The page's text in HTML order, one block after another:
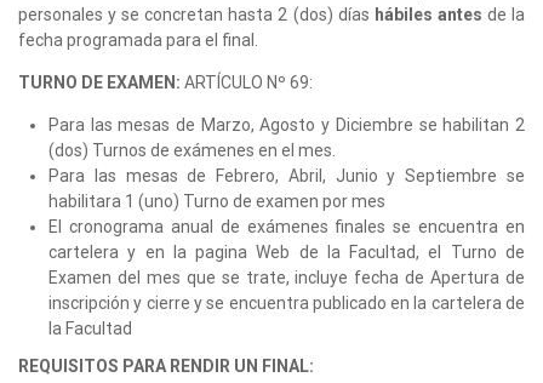
personales y se concretan hasta 2 (dos) días hábiles antes de la
fecha programada para el final.
TURNO DE EXAMEN: ARTÍCULO Nº 69:
Para las mesas de Marzo, Agosto y Diciembre se habilitan 2
(dos) Turnos de exámenes en el mes.
Para las mesas de Febrero, Abril, Junio y Septiembre se
habilitara 1 (uno) Turno de examen por mes
El cronograma anual de exámenes finales se encuentra en
cartelera y en la pagina Web de la Facultad, el Turno de
Examen del mes que se trate, incluye fecha de Apertura de
inscripción y cierre y se encuentra publicado en la cartelera de
la Facultad
REQUISITOS PARA RENDIR UN FINAL: